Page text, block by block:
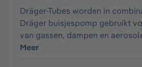
Dräger-Tubes worden in
Dräger buisjespomp gebruikt
van gassen, dampen en
Meer